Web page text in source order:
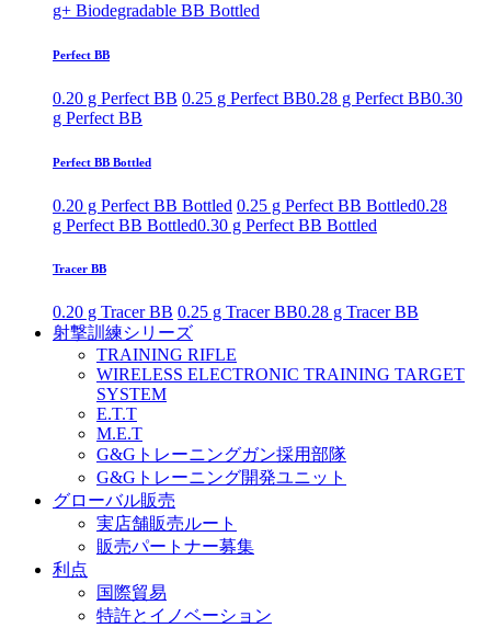
g+ Biodegradable BB Bottled
Perfect BB
0.20 g Perfect BB 0.25 g Perfect BB0.28 g Perfect BB0.30
g Perfect BB
Perfect BB Bottled
0.20 g Perfect BB Bottled 0.25 g Perfect BB Bottled0.28
g Perfect BB Bottled0.30 g Perfect BB Bottled
Tracer BB
0.20 g Tracer BB 0.25 g Tracer BB0.28 g Tracer BB
射撃訓練シリーズ
TRAINING RIFLE
WIRELESS ELECTRONIC TRAINING TARGET
SYSTEM
E.T.T
M.E.T
G&Gトレーニングガン採用部隊
G&Gトレーニング開発ユニット
グローバル販売
実店舗販売ルート
販売パートナー募集
利点
国際貿易
特許とイノベーション